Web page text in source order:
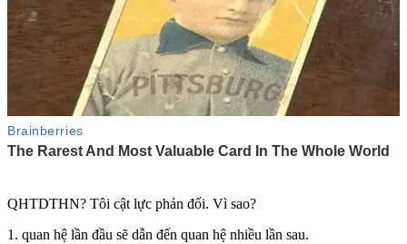
QHTDTHN? Tôi cật lực phản đối. Vì sao?
1. quan hệ lần đầu sẽ dẫn đến quan hệ nhiều lần sau.